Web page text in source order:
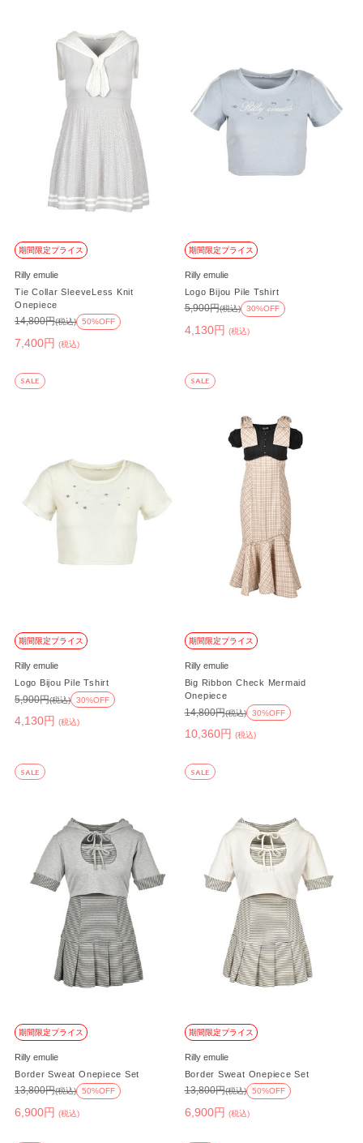
期間限定プライス
Rilly emulie
Tie Collar SleeveLess Knit
Onepiece
7,400円 (税込)
14,800円(税込) 50%OFF
期間限定プライス
Rilly emulie
Logo Bijou Pile Tshirt
4,130円 (税込)
5,900円(税込) 30%OFF
SALE
期間限定プライス
Rilly emulie
Logo Bijou Pile Tshirt
4,130円 (税込)
5,900円(税込) 30%OFF
SALE
期間限定プライス
Rilly emulie
Big Ribbon Check Mermaid
Onepiece
10,360円 (税込)
14,800円(税込) 30%OFF
SALE
期間限定プライス
Rilly emulie
Border Sweat Onepiece Set
6,900円 (税込)
13,800円(税込) 50%OFF
SALE
期間限定プライス
Rilly emulie
Border Sweat Onepiece Set
6,900円 (税込)
13,800円(税込) 50%OFF